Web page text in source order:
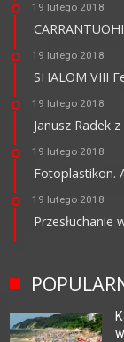
19 lutego 2018
19 lutego 2018
SHALOM VIII
19 lutego 2018
Janusz Radek
19 lutego 2018
Fotoplastikon.
19 lutego 2018
Przesłuchanie